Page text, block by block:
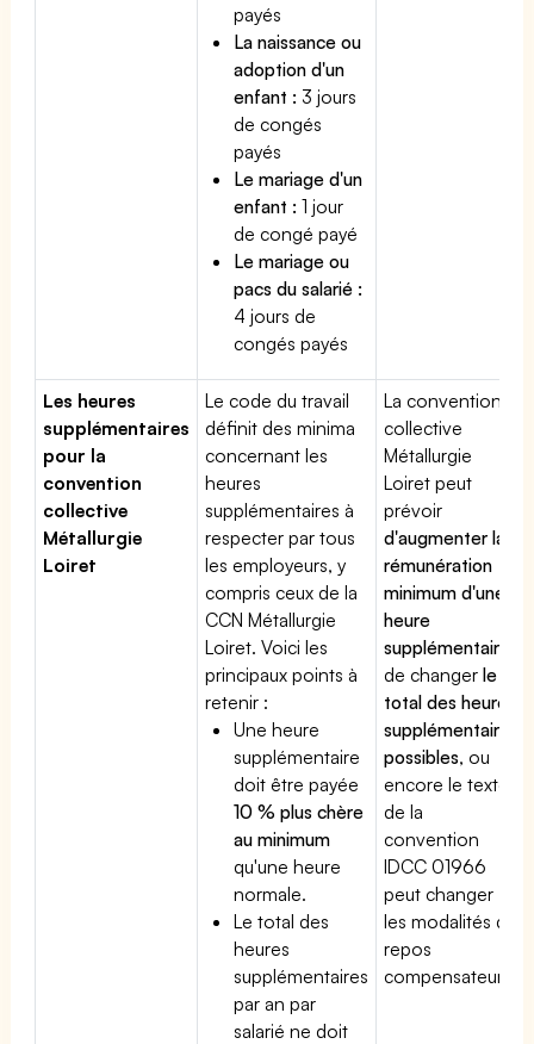
payés
La naissance ou
adoption d'un
enfant : 3 jours
de congés
payés
Le mariage d'un
enfant : 1 jour
de congé payé
Le mariage ou
pacs du salarié :
4 jours de
congés payés
Les heures
supplémentaires
pour la
convention
collective
Métallurgie
Loiret
Le code du travail
définit des minima
concernant les
heures
supplémentaires à
respecter par tous
les employeurs, y
compris ceux de la
CCN Métallurgie
Loiret. Voici les
principaux points à
retenir :
Une heure
supplémentaire
doit être payée
10 % plus chère
au minimum
qu'une heure
normale.
Le total des
heures
supplémentaires
par an par
salarié ne doit
La convention
collective
Métallurgie
Loiret peut
prévoir
d'augmenter la
rémunération
minimum d'une
heure
supplémentaire
de changerle
total des heures
supplémentaires
possibles, ou
encore le texte
de la
convention
IDCC 01966
peut changer
les modalités du
repos
compensateur.